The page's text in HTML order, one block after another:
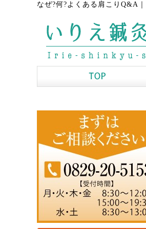
なぜ?何?よくある肩こりQ&A